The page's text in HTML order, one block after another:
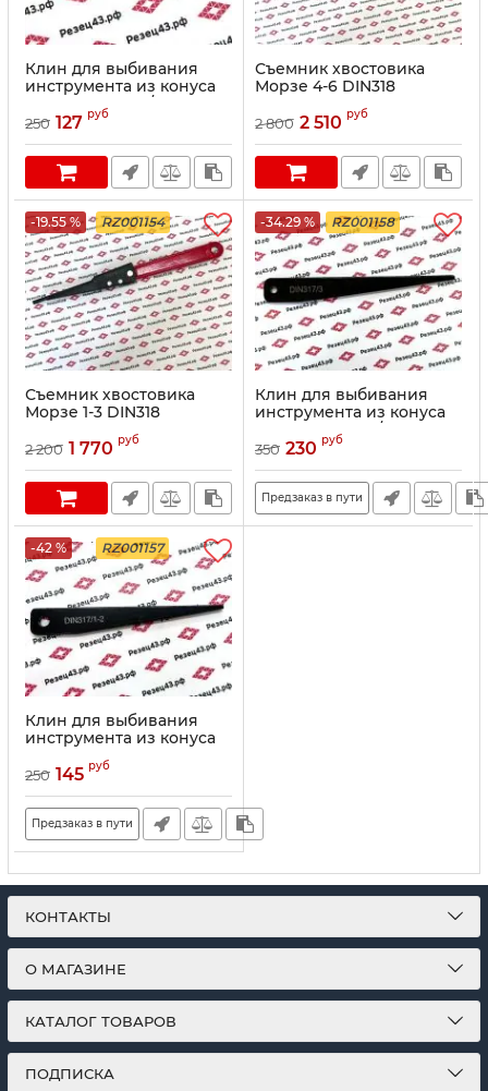
Клин для выбивания
инструмента из конуса
Морзе 0 DIN317/0
250 127 руб
Съемник хвостовика
Морзе 4-6 DIN318
2 800 2 510 руб
-19.55 % RZ001154
Съемник хвостовика
Морзе 1-3 DIN318
2 200 1 770 руб
-34.29 % RZ001158
Клин для выбивания
инструмента из конуса
Морзе 3 DIN317/3
350 230 руб
Предзаказ в пути
-42 % RZ001157
Клин для выбивания
инструмента из конуса
Морзе 1 и Морзе 2
DIN317/1-2
250 145 руб
Предзаказ в пути
КОНТАКТЫ
О МАГАЗИНЕ
КАТАЛОГ ТОВАРОВ
ПОДПИСКА